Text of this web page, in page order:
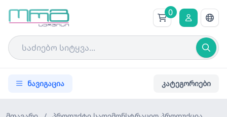
0
ნავიგაცია კატეგორიები